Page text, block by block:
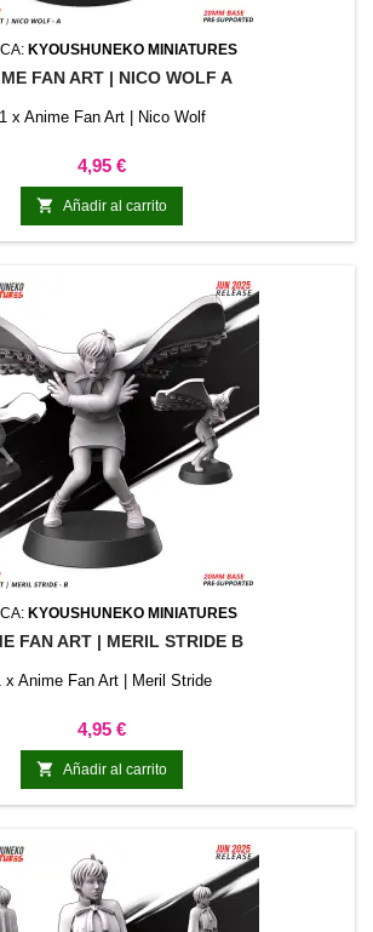
KYOUSHUNEKO MINIATURES
FAN ART | NICO WOLF A
1 x Anime Fan Art | Nico Wolf
Precio
4,95 €
 Añadir al carrito
KYOUSHUNEKO MINIATURES
FAN ART | MERIL STRIDE B
x Anime Fan Art | Meril Stride
Precio
4,95 €
 Añadir al carrito